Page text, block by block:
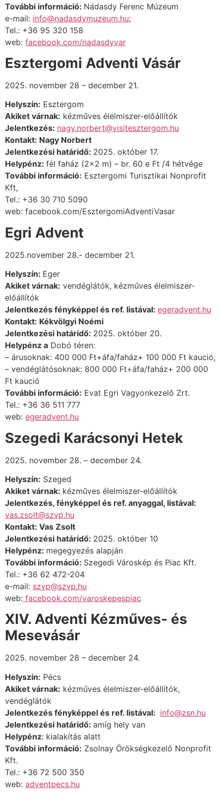
További információ: Nádasdy Ferenc Múzeum
e-mail: info@nadasdymuzeum.hu;
Tel.: +36 95 320 158
web: facebook.com/nadasdyvar
Esztergomi Adventi Vásár
2025. november 28 – december 21.
Helyszín: Esztergom
Akiket várnak: kézműves élelmiszer-előállítók
Jelentkezés: nagy.norbert@visitesztergom.hu
Kontakt: Nagy Norbert
Jelentkezési határidő: 2025. október 17.
Helypénz: fél faház (2×2 m) – br. 60 e Ft /4 hétvége
További információ: Esztergomi Turisztikai Nonprofit
Kft,
Tel.: +36 30 710 5090
web: facebook.com/EsztergomiAdventiVasar
Egri Advent
2025.november 28.- december 21.
Helyszín: Eger
Akiket várnak: vendéglátók, kézműves élelmiszer-
előállítók
Jelentkezés fényképpel és ref. listával: egeradvent.hu
Kontakt: Kékvölgyi Noémi
Jelentkezési határidő: 2025. október 20.
Helypénz a Dobó téren:
– árusoknak: 400 000 Ft+áfa/faház+ 100 000 Ft kaució,
– vendéglátósoknak: 800 000 Ft+áfa/faház+ 200 000
Ft kaució
További információ: Evat Egri Vagyonkezelő Zrt.
Tel.: +36 36 511 777
web: egeradvent.hu
Szegedi Karácsonyi Hetek
2025. november 28. – december 24.
Helyszín: Szeged
Akiket várnak: kézműves élelmiszer-előállítók
Jelentkezés, fényképpel és ref. anyaggal, listával:
vas.zsolt@szvp.hu
Kontakt: Vas Zsolt
Jelentkezési határidő: 2025. október 10
Helypénz: megegyezés alapján
További információ: Szegedi Városkép és Piac Kft.
Tel.: +36 62 472-204
e-mail: szvp@szvp.hu
web: facebook.com/varoskepespiac
XIV. Adventi Kézműves- és
Mesevásár
2025. november 28 – december 24.
Helyszín: Pécs
Akiket várnak: kézműves élelmiszer-előállítók,
vendéglátók
Jelentkezés fényképpel és ref. listával: info@zsn.hu
Jelentkezési határidő: amíg hely van
Helypénz: kialakítás alatt
További információ: Zsolnay Örökségkezelő Nonprofit
Kft.
Tel.: +36 72 500 350
web: adventpecs.hu